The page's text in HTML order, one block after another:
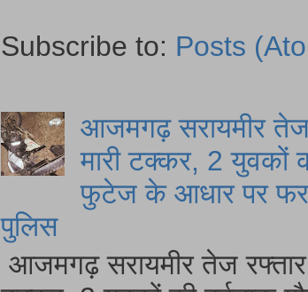
Subscribe to: Posts
आजमगढ़ सरायमीर तेज
मारी टक्कर, 2 युवकों
फुटेज के आधार पर
पुलिस
आजमगढ़ सरायमीर तेज रफ्तार